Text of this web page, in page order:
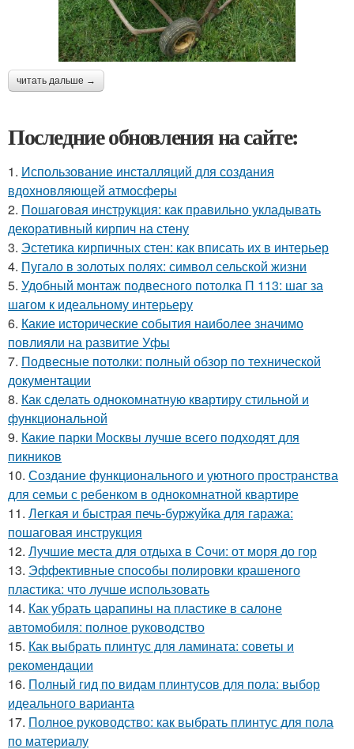
читать дальше →
Последние обновления на сайте:
1. Использование инсталляций для создания
вдохновляющей атмосферы
2. Пошаговая инструкция: как правильно укладывать
декоративный кирпич на стену
3. Эстетика кирпичных стен: как вписать их в интерьер
4. Пугало в золотых полях: символ сельской жизни
5. Удобный монтаж подвесного потолка П 113: шаг за
шагом к идеальному интерьеру
6. Какие исторические события наиболее значимо
повлияли на развитие Уфы
7. Подвесные потолки: полный обзор по технической
документации
8. Как сделать однокомнатную квартиру стильной и
функциональной
9. Какие парки Москвы лучше всего подходят для
пикников
10. Создание функционального и уютного пространства
для семьи с ребенком в однокомнатной квартире
11. Легкая и быстрая печь-буржуйка для гаража:
пошаговая инструкция
12. Лучшие места для отдыха в Сочи: от моря до гор
13. Эффективные способы полировки крашеного
пластика: что лучше использовать
14. Как убрать царапины на пластике в салоне
автомобиля: полное руководство
15. Как выбрать плинтус для ламината: советы и
рекомендации
16. Полный гид по видам плинтусов для пола: выбор
идеального варианта
17. Полное руководство: как выбрать плинтус для пола
по материалу